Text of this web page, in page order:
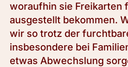
woraufhin sie Freikarten
ausgestellt bekommen.
wir so trotz der
insbesondere bei
etwas Abwechslung